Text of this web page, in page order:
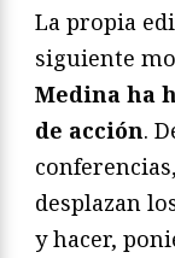
La propia
siguiente
Medina ha
de acción.
desplazan
y hacer,